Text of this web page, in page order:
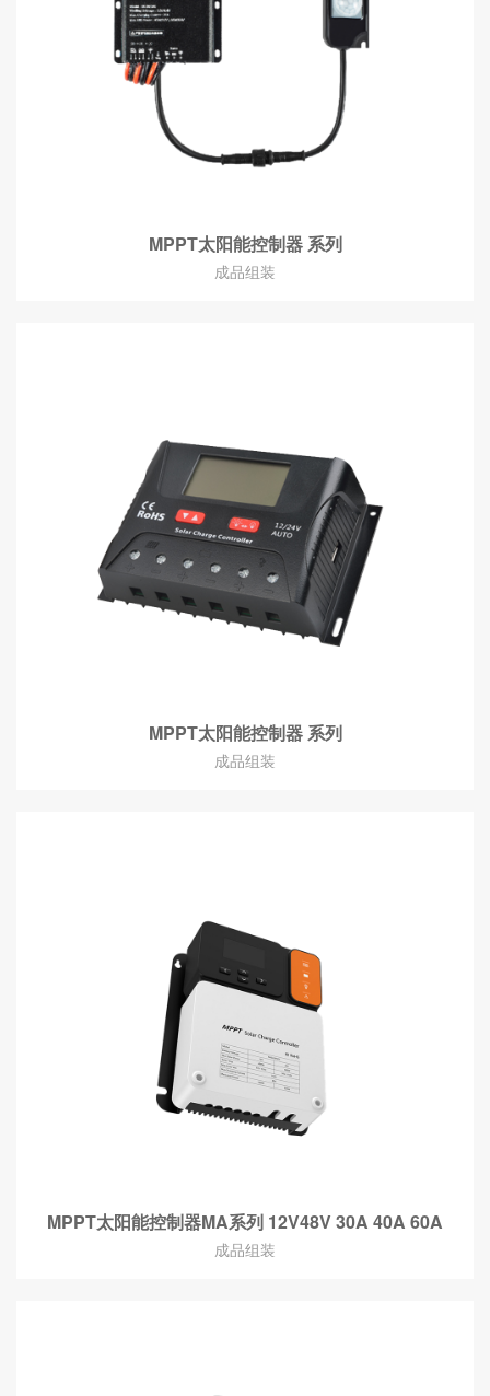
MPPT太阳能控制器 系列
成品组装
MPPT太阳能控制器 系列
成品组装
MPPT太阳能控制器MA系列 12V48V 30A 40A 60A
成品组装